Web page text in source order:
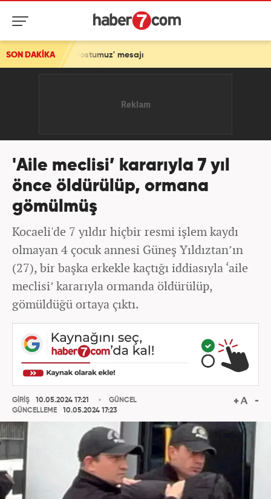
SON DAKİKAmesajı
'Aile meclisi’ kararıyla 7 yıl
önce öldürülüp, ormana
gömülmüş
Kocaeli'de 7 yıldır hiçbir resmi işlem kaydı
olmayan 4 çocuk annesi Güneş Yıldıztan’ın
(27), bir başka erkekle kaçtığı iddiasıyla ‘aile
meclisi’ kararıyla ormanda öldürülüp,
gömüldüğü ortaya çıktı.
GİRİŞ
10.05.2024 17:21
GÜNCELLEME
10.05.2024 17:23
GÜNCEL